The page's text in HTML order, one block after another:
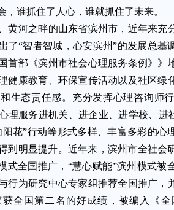
谁抓住了人心，谁就抓住了未来。
河之畔的山东省滨州市，近年来充
了“智者智城，心安滨州”的发展总基
首部《滨州市社会心理服务条例》》
健康教育、环保宣传活动以及社区绿
生态责任感。充分发挥心理咨询师
理服务进机关、进企业、进学校、进
阳花”行动等形式多样、丰富多彩的心
到明显提升。近年来，滨州市全社会
式全国推广，“慧心赋能”滨州模式被
行为研究中心专家组推荐全国推广，
全国第二名的好成绩，被编入《